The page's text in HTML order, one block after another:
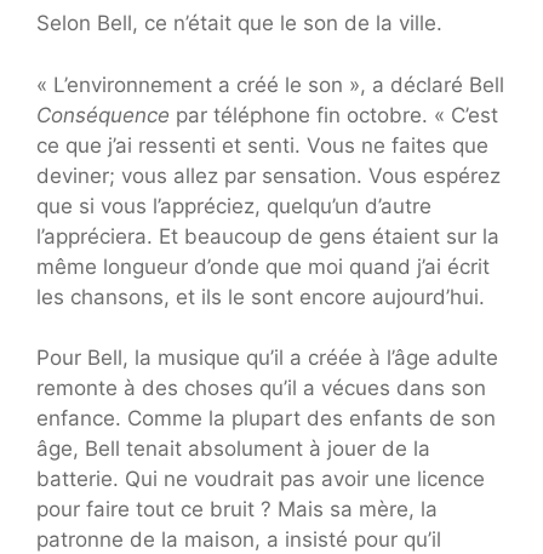
Selon Bell, ce n’était que le son de la ville.
« L’environnement a créé le son », a déclaré Bell
Conséquence par téléphone fin octobre. « C’est
ce que j’ai ressenti et senti. Vous ne faites que
deviner; vous allez par sensation. Vous espérez
que si vous l’appréciez, quelqu’un d’autre
l’appréciera. Et beaucoup de gens étaient sur la
même longueur d’onde que moi quand j’ai écrit
les chansons, et ils le sont encore aujourd’hui.
Pour Bell, la musique qu’il a créée à l’âge adulte
remonte à des choses qu’il a vécues dans son
enfance. Comme la plupart des enfants de son
âge, Bell tenait absolument à jouer de la
batterie. Qui ne voudrait pas avoir une licence
pour faire tout ce bruit ? Mais sa mère, la
patronne de la maison, a insisté pour qu’il